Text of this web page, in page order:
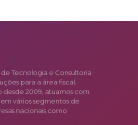
Tecnologia e Consultoria
para a área fiscal.
2009, atuamos com
vários segmentos de
nacionais como